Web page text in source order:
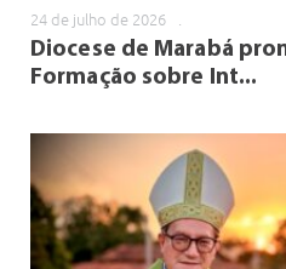
24 de julho de 2026 .
Diocese de Marabá
Formação sobre Int...